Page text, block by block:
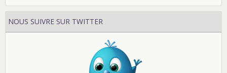
NOUS SUIVRE SUR TWITTER